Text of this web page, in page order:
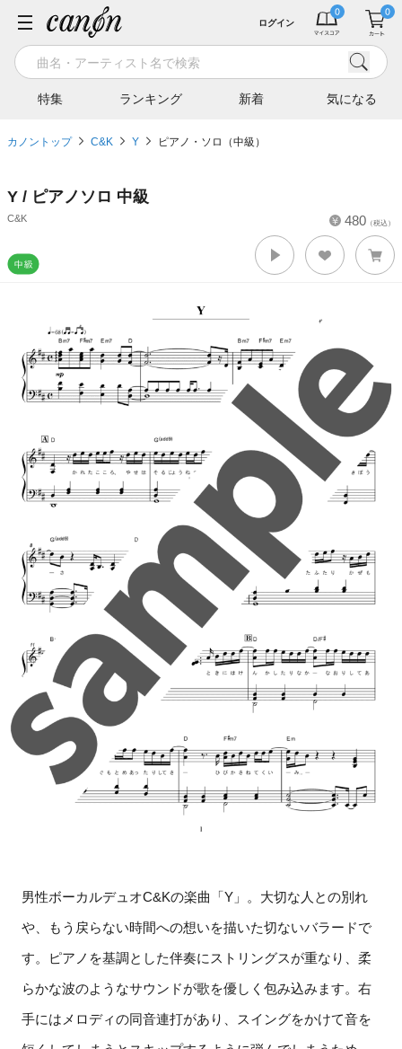
特集 ランキング 新着 気になる
ログイン
カノントップ C&K Y ピアノ・ソロ（中級）
Y / ピアノソロ 中級
C&K 480 （税込）
男性ボーカルデュオC&Kの楽曲「Y」。大切な人との別れ
や、もう戻らない時間への想いを描いた切ないバラードで
す。ピアノを基調とした伴奏にストリングスが重なり、柔
らかな波のようなサウンドが歌を優しく包み込みます。右
手にはメロディの同音連打があり、スイングをかけて音を